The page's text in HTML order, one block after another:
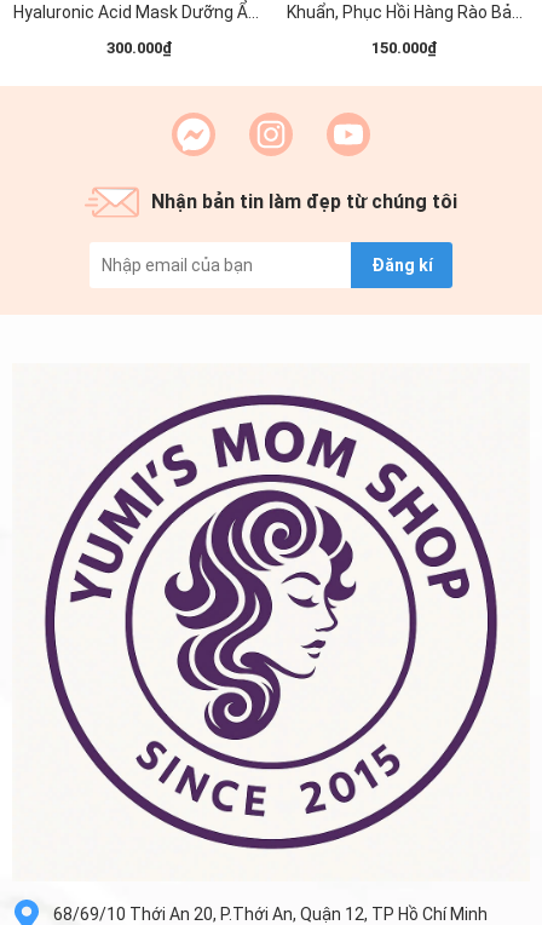
Hyaluronic Acid Mask Dưỡng Ẩm
Làm Sáng Đều Màu Da 23ML (
Xanh Dương )
300.000₫
Khuẩn, Phục Hồi Hàng Rào Bảo
Vệ Da MD CARE NMF SKIN
Protection Premium Mask 30ml
(1 miếng )
150.000₫
Nhận bản tin làm đẹp từ chúng tôi
Đăng kí
68/69/10 Thới An 20, P.Thới An, Quận 12, TP Hồ Chí Minh